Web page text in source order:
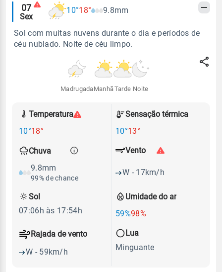
Alertas
meteorológicos
07
Sex
10°18° 9.8mm
Sol com muitas nuvens durante o dia e períodos de
céu nublado. Noite de céu limpo.
Madrugada Manhã Tarde Noite
Temperatura
10°18°
Sensação térmica
10°13°
Chuva
9.8mm
99% de chance
Umidade do ar
59%98%
Vento
W - 17km/h
Rajada de vento
W - 59km/h
Sol
07:06h às 17:54h
Lua
Minguante